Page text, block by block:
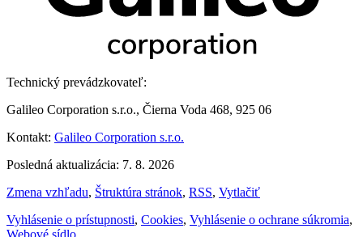
Technický prevádzkovateľ:
Galileo Corporation s.r.o., Čierna Voda 468, 925 06
Kontakt: Galileo Corporation s.r.o.
Posledná aktualizácia: 7. 8. 2026
Zmena vzhľadu, Štruktúra stránok, RSS, Vytlačiť
Vyhlásenie o prístupnosti, Cookies, Vyhlásenie o ochrane súkromia,